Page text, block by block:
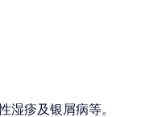
湿疹及银屑病等。